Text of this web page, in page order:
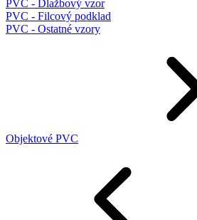
PVC - Dlažbový vzor
PVC - Filcový podklad
PVC - Ostatné vzory
Objektové PVC